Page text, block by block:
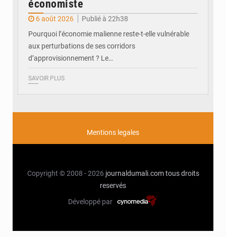
économiste
6 août 2026
Publié à 22h38
Pourquoi l’économie malienne reste-t-elle vulnérable
aux perturbations de ses corridors
d’approvisionnement ? Le…
SAVOIR PLUS
Mentions legales
Copyright © 2008 - 2026 journaldumali.com tous droits
reservés
Développé par